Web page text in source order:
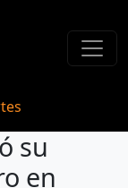
su
en